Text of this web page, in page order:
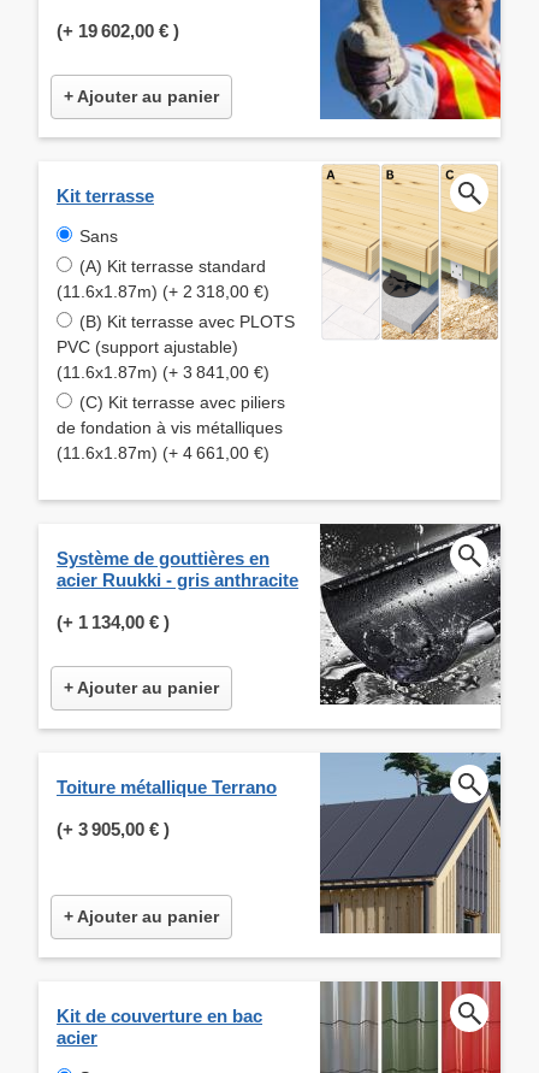
(+ 19 602,00 € )
+ Ajouter au panier
Kit terrasse
Sans
(A) Kit terrasse standard
(11.6x1.87m) (+ 2 318,00 €)
(B) Kit terrasse avec PLOTS
PVC (support ajustable)
(11.6x1.87m) (+ 3 841,00 €)
(C) Kit terrasse avec piliers
de fondation à vis métalliques
(11.6x1.87m) (+ 4 661,00 €)
Système de gouttières en
acier Ruukki - gris anthracite
(+ 1 134,00 € )
+ Ajouter au panier
Toiture métallique Terrano
(+ 3 905,00 € )
+ Ajouter au panier
Kit de couverture en bac
acier